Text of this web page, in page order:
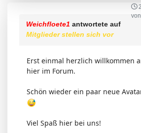
von
Weichfloete1 antwortete auf
Mitglieder stellen sich vor
Erst einmal herzlich willkommen
hier im Forum.
Schön wieder ein paar neue
Viel Spaß hier bei uns!